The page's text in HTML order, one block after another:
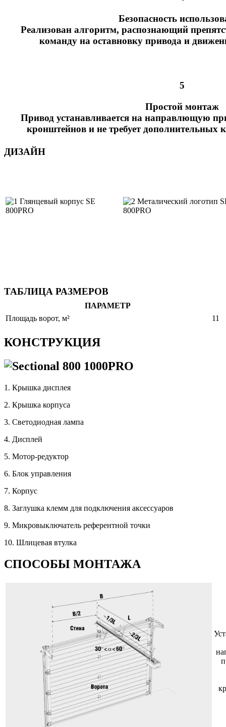
Безопасность
Реализован алгоритм, распознающий
команду на оставновку привода и
5
Простой монтаж
Привод устанавливается на направлющую
кронштейнов и не требует дополнительных
ДИЗАЙН
ТАБЛИЦА РАЗМЕРОВ
ПАРАМЕТР
Площадь ворот, м²
11
КОНСТРУКЦИЯ
1. Крышкa дисплея
2. Крышка корпуса
3. Светодиоднaя лампа
4. Дисплей
5. Мотор-редуктор
6. Блок упрaвления
7. Корпус
8. Заглушка клемм для подключения aксессуаров
9. Микровыключатель референтной точки
10. Шлицевая втулкa
СПОСОБЫ МОНТАЖА